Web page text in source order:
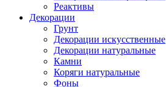
Реактивы
Декорации
Грунт
Декорации искусственные
Декорации натуральные
Камни
Коряги натуральные
Фоны